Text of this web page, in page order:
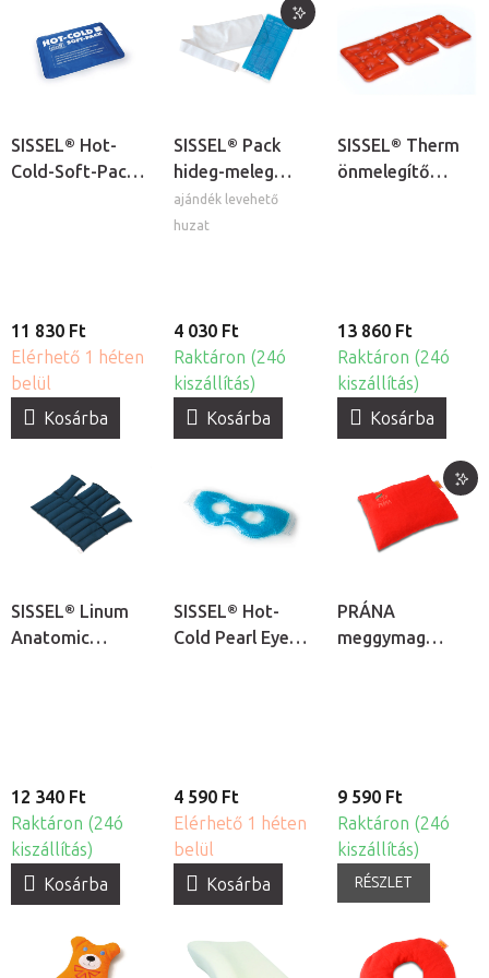
SISSEL® Hot-
Cold-Soft-Pack
11 830 Ft
Elérhető 1 héten
belül
Kosárba
SISSEL® Pack
hideg-meleg
zselés borogatás
ajándék levehető
huzat
4 030 Ft
Raktáron (24ó
kiszállítás)
Kosárba
SISSEL® Therm
önmelegítő
13 860 Ft
Raktáron (24ó
kiszállítás)
Kosárba
SISSEL® Linum
Anatomic
12 340 Ft
Raktáron (24ó
kiszállítás)
Kosárba
SISSEL® Hot-
Cold Pearl Eye
4 590 Ft
Elérhető 1 héten
belül
Kosárba
PRÁNA
meggymag
9 590 Ft
Raktáron (24ó
kiszállítás)
RÉSZLET